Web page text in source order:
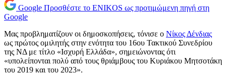
Google Προσθέστε το ENIKOS ως προτιμώμενη πηγή στη
Google
Μας προβληματίζουν οι δημοσκοπήσεις, τόνισε ο Νίκος Δένδιας
ως πρώτος ομιλητής στην ενότητα του 16ου Τακτικού Συνεδρίου
της ΝΔ με τίτλο «Ισχυρή Ελλάδα», σημειώνοντας ότι
«υπολείπονται πολύ από τους θριάμβους του Κυριάκου Μητσοτάκη
του 2019 και του 2023».